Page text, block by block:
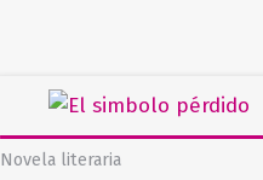
Novela literaria